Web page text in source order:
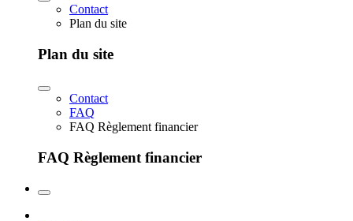
Contact
Plan du site
Plan du site
Contact
FAQ
FAQ Règlement financier
FAQ Règlement financier